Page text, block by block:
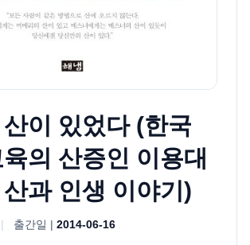
이 있었다 (한국
의 산증인 이용대
과 인생 이야기)
| 출간일 | 2014-06-16